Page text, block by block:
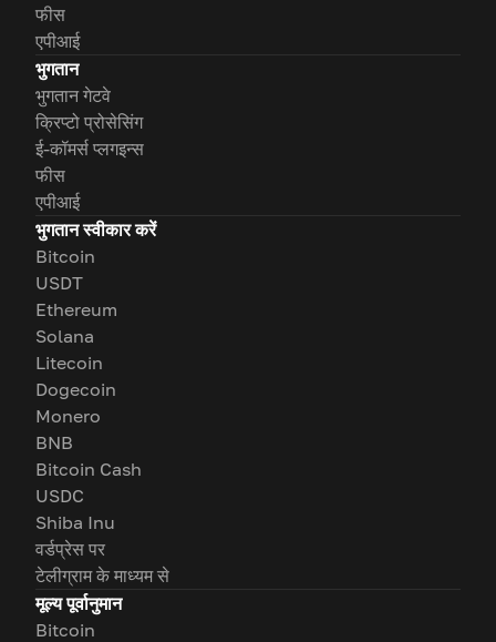
फीस
एपीआई
भुगतान
भुगतान गेटवे
क्रिप्टो प्रोसेसिंग
ई-कॉमर्स प्लगइन्स
फीस
एपीआई
भुगतान स्वीकार करें
Bitcoin
USDT
Ethereum
Solana
Litecoin
Dogecoin
Monero
BNB
Bitcoin Cash
USDC
Shiba Inu
वर्डप्रेस पर
टेलीग्राम के माध्यम से
मूल्य पूर्वानुमान
Bitcoin